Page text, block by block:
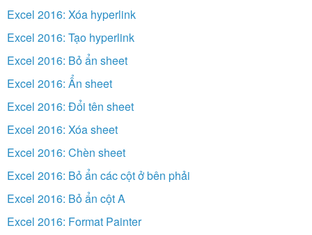
Excel 2016: Xóa hyperlink
Excel 2016: Tạo hyperlink
Excel 2016: Bỏ ẩn sheet
Excel 2016: Ẩn sheet
Excel 2016: Đổi tên sheet
Excel 2016: Xóa sheet
Excel 2016: Chèn sheet
Excel 2016: Bỏ ẩn các cột ở bên phải
Excel 2016: Bỏ ẩn cột A
Excel 2016: Format Painter